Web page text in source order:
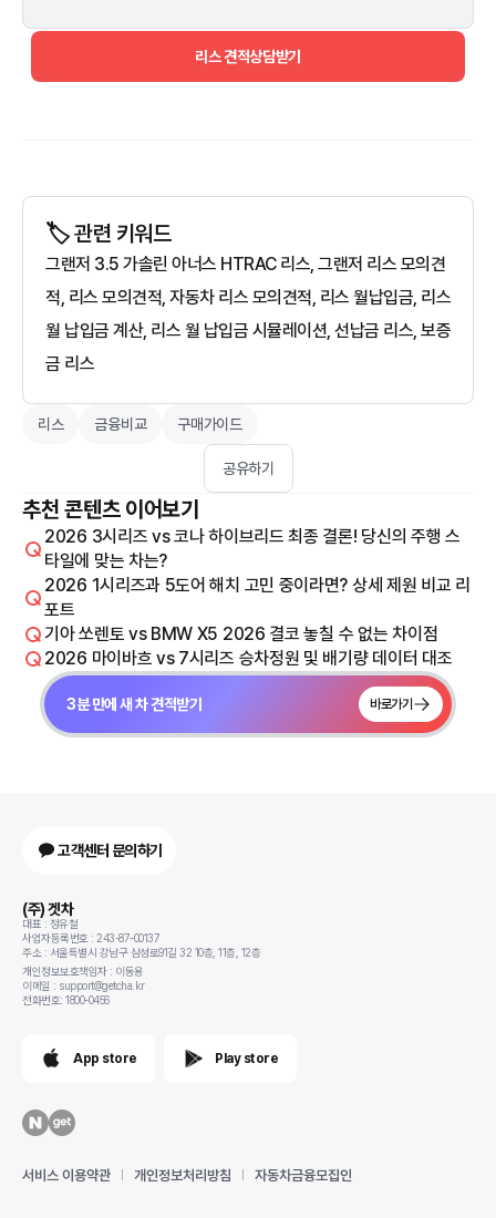
리스 견적상담받기
🏷️ 관련 키워드
그랜저 3.5 가솔린 아너스 HTRAC 리스, 그랜저 리스 모의견
적, 리스 모의견적, 자동차 리스 모의견적, 리스 월납입금, 리스
월 납입금 계산, 리스 월 납입금 시뮬레이션, 선납금 리스, 보증
금 리스
리스 금융비교 구매가이드
공유하기
추천 콘텐츠 이어보기
2026 3시리즈 vs 코나 하이브리드 최종 결론! 당신의 주행 스
타일에 맞는 차는?
2026 1시리즈과 5도어 해치 고민 중이라면? 상세 제원 비교 리
포트
기아 쏘렌토 vs BMW X5 2026 결코 놓칠 수 없는 차이점
2026 마이바흐 vs 7시리즈 승차정원 및 배기량 데이터 대조
3분 만에 새 차 견적받기 바로가기
고객센터 문의하기
(주) 겟차
대표 : 정유철
사업자등록번호 : 243-87-00137
주소 : 서울특별시 강남구 삼성로91길 32 10층, 11층, 12층
개인정보보호책임자 : 이동용
이메일 : support@getcha.kr
전화번호: 1800-0456
App store Play store
서비스 이용약관 개인정보처리방침 자동차금융모집인